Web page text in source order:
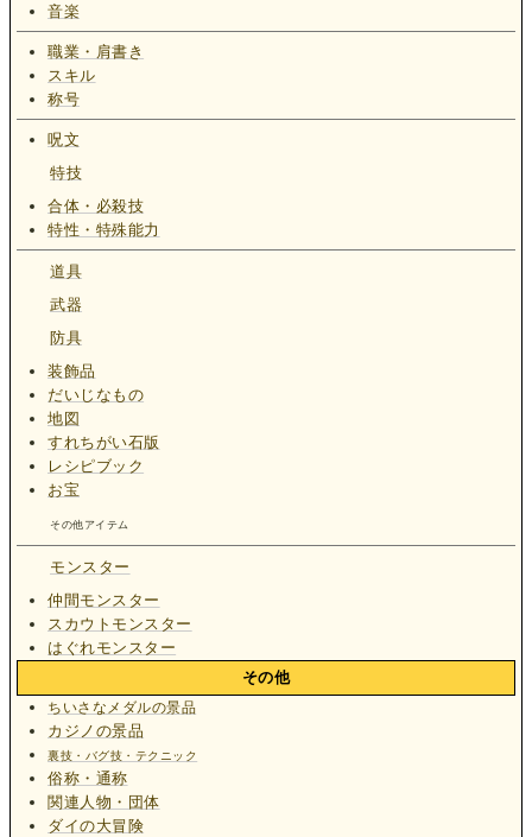
音楽
職業・肩書き
スキル
称号
呪文
特技
合体・必殺技
特性・特殊能力
道具
武器
防具
装飾品
だいじなもの
地図
すれちがい石版
レシピブック
お宝
その他アイテム
モンスター
仲間モンスター
スカウトモンスター
はぐれモンスター
その他
ちいさなメダルの景品
カジノの景品
裏技・バグ技・テクニック
俗称・通称
関連人物・団体
ダイの大冒険